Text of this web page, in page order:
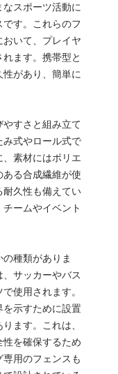
スポーツ活動に
す。これらのフ
おいて、プレイヤ
ます。携帯型と
があり、簡単に
すさと組み立て
式やロール式で
素材にはポリエ
る合成繊維が使
耐久性も備えてい
ームやイベント
種類がありま
サッカーやバス
使用されます。
を示すために設置
ます。これは、
を確保するため
用のフェンスも